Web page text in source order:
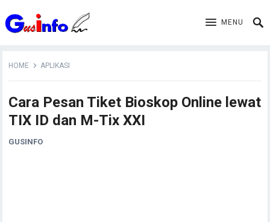
MENU
HOME APLIKASI
Cara Pesan Tiket Bioskop Online lewat
TIX ID dan M-Tix XXI
GUSINFO